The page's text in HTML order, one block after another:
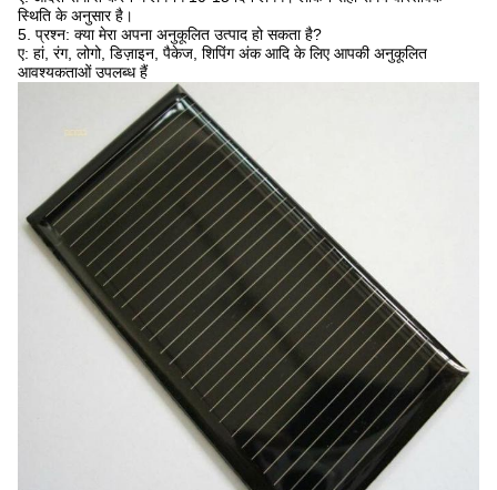
स्थिति के अनुसार है।
5. प्रश्न: क्या मेरा अपना अनुकूलित उत्पाद हो सकता है?
ए: हां, रंग, लोगो, डिज़ाइन, पैकेज, शिपिंग अंक आदि के लिए आपकी अनुकूलित
आवश्यकताओं उपलब्ध हैं